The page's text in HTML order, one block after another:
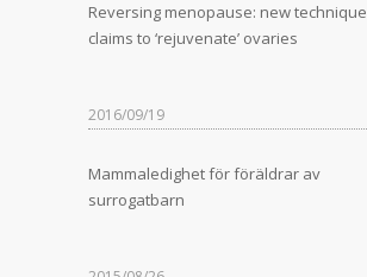
Reversing menopause: new technique
claims to ‘rejuvenate’ ovaries
2016/09/19
Mammaledighet för föräldrar av
surrogatbarn